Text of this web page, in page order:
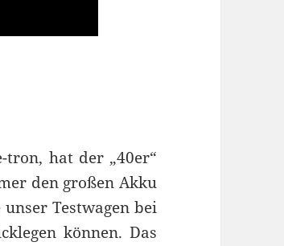
hat der „40er“
den großen Akku
Testwagen bei
können. Das